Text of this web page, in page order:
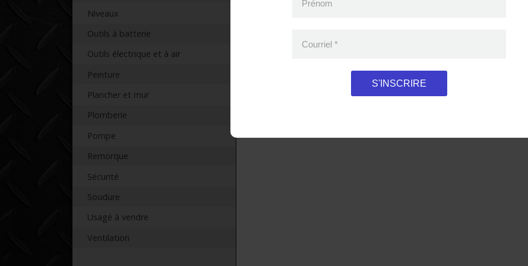
Niveaux
Outils à batterie
Outils électrique et à air
Peinture
Plancher et mur
Plomberie
Pompe
Remorque
Sécurité
Soudure
Usagé à vendre
Ventilation
Prénom
Courriel *
S'INSCRIRE